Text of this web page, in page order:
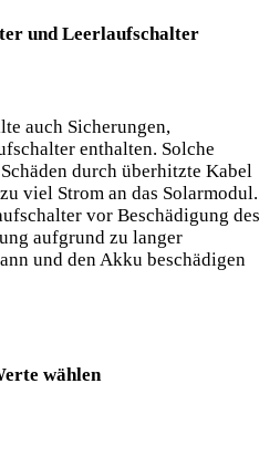
und⁢ Leerlaufschalter
auch Sicherungen,
enthalten. Solche
durch überhitzte Kabel
viel Strom an das Solarmodul.
vor Beschädigung des‌
aufgrund zu langer
und‍ den ‌Akku beschädigen
wählen